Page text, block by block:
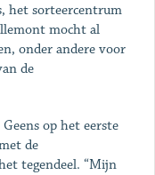
het sorteercentrum
mocht al
onder andere voor
de
op het eerste
de
tegendeel. “Mijn